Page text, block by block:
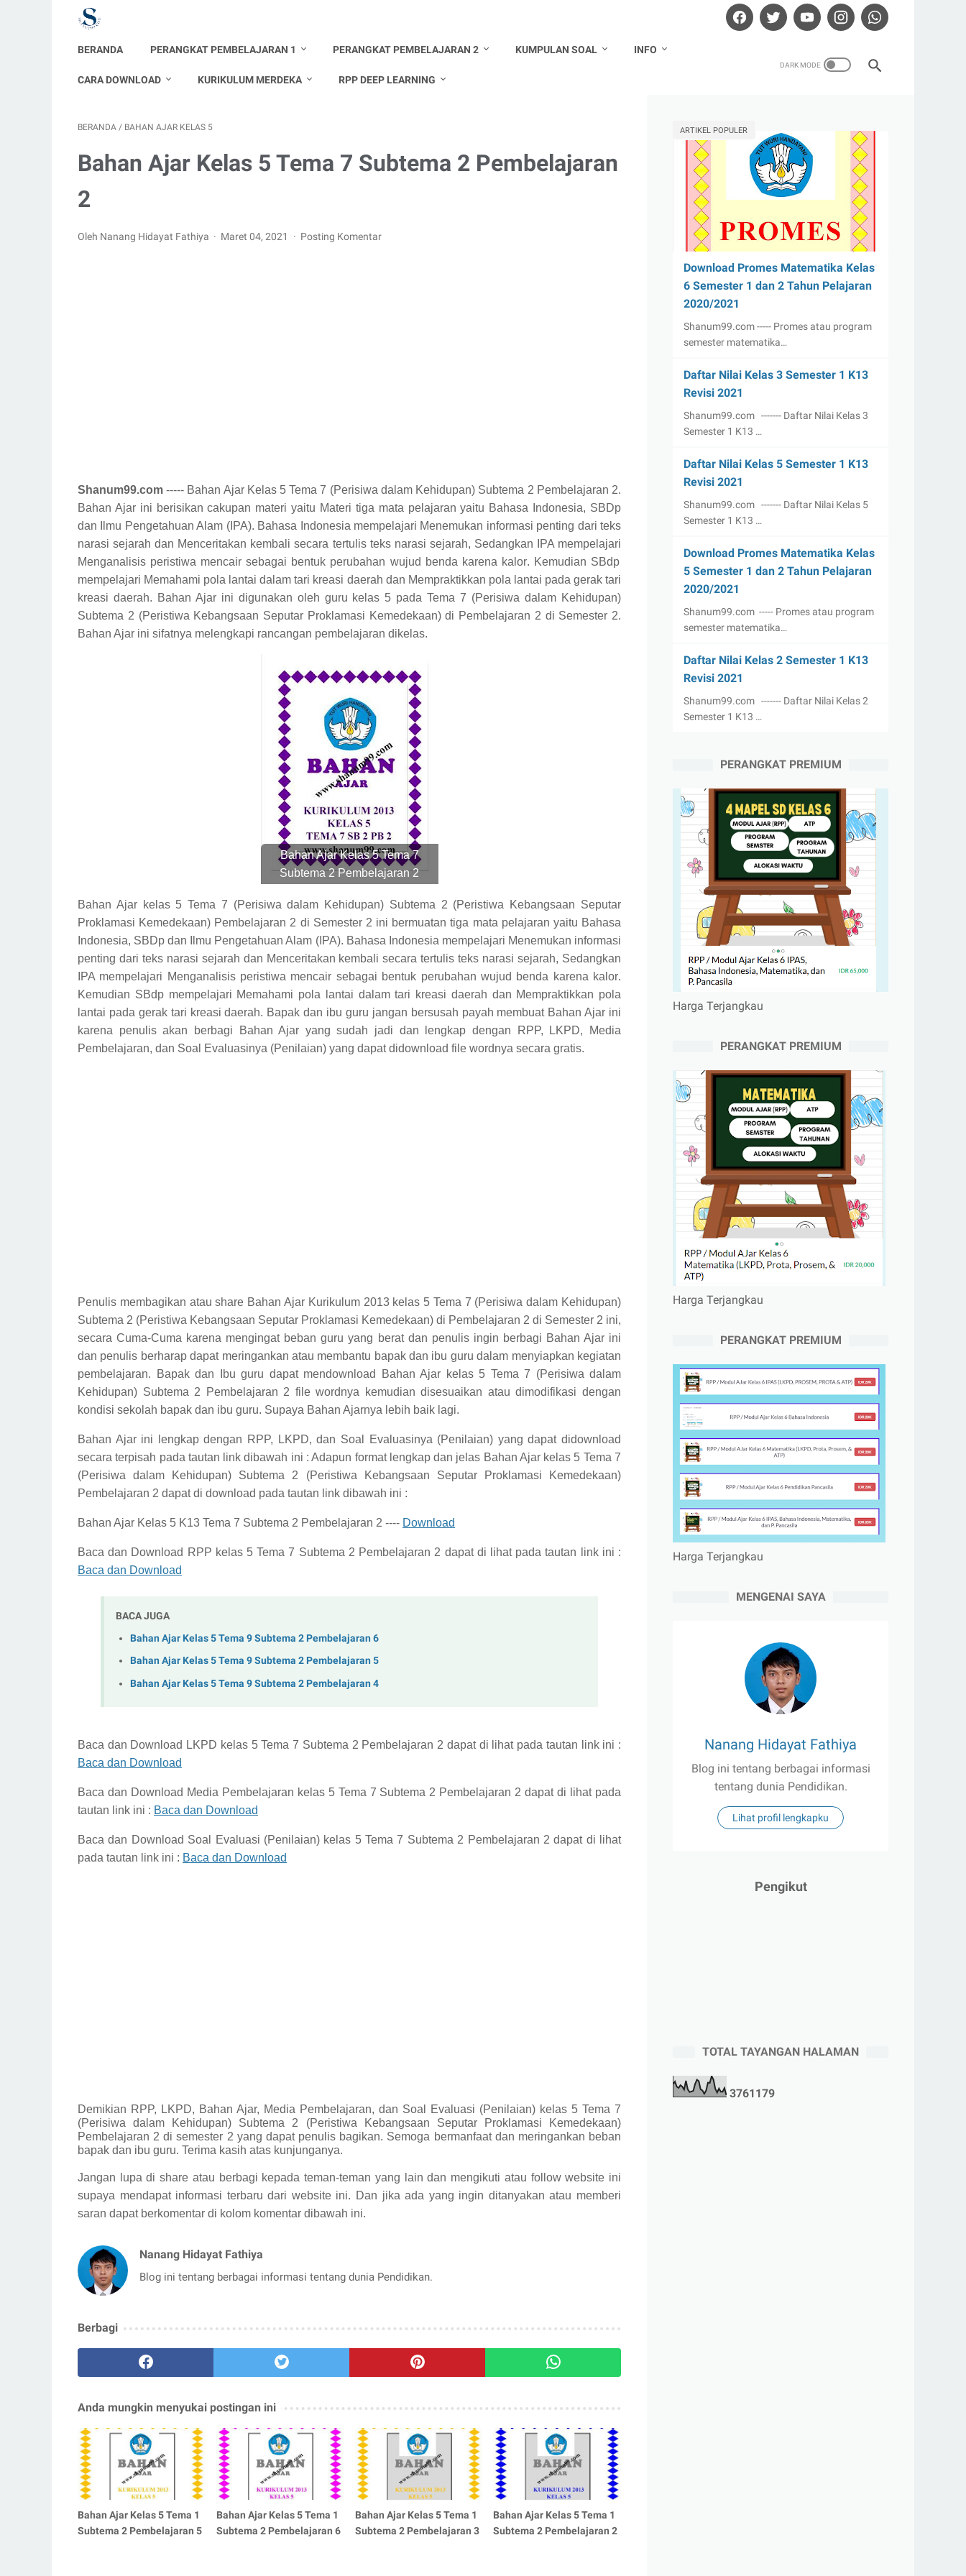
BERANDA PERANGKAT PEMBELAJARAN 1 PERANGKAT PEMBELAJARAN 2 KUMPULAN SOAL INFO
CARA DOWNLOAD KURIKULUM MERDEKA RPP DEEP LEARNING
BERANDA / BAHAN AJAR KELAS 5
Bahan Ajar Kelas 5 Tema 7 Subtema 2 Pembelajaran
2
Oleh Nanang Hidayat Fathiya Maret 04, 2021 Posting Komentar
Shanum99.com ----- Bahan Ajar Kelas 5 Tema 7 (Perisiwa dalam Kehidupan) Subtema 2 Pembelajaran 2.
Bahan Ajar ini berisikan cakupan materi yaitu Materi tiga mata pelajaran yaitu Bahasa Indonesia, SBDp
dan Ilmu Pengetahuan Alam (IPA). Bahasa Indonesia mempelajari Menemukan informasi penting dari teks
narasi sejarah dan Menceritakan kembali secara tertulis teks narasi sejarah, Sedangkan IPA mempelajari
Menganalisis peristiwa mencair sebagai bentuk perubahan wujud benda karena kalor. Kemudian SBdp
mempelajari Memahami pola lantai dalam tari kreasi daerah dan Mempraktikkan pola lantai pada gerak tari
kreasi daerah. Bahan Ajar ini digunakan oleh guru kelas 5 pada Tema 7 (Perisiwa dalam Kehidupan)
Subtema 2 (Peristiwa Kebangsaan Seputar Proklamasi Kemedekaan) di Pembelajaran 2 di Semester 2.
Bahan Ajar ini sifatnya melengkapi rancangan pembelajaran dikelas.
Bahan Ajar Kelas 5 Tema 7
Subtema 2 Pembelajaran 2
Bahan Ajar kelas 5 Tema 7 (Perisiwa dalam Kehidupan) Subtema 2 (Peristiwa Kebangsaan Seputar
Proklamasi Kemedekaan) Pembelajaran 2 di Semester 2 ini bermuatan tiga mata pelajaran yaitu Bahasa
Indonesia, SBDp dan Ilmu Pengetahuan Alam (IPA). Bahasa Indonesia mempelajari Menemukan informasi
penting dari teks narasi sejarah dan Menceritakan kembali secara tertulis teks narasi sejarah, Sedangkan
IPA mempelajari Menganalisis peristiwa mencair sebagai bentuk perubahan wujud benda karena kalor.
Kemudian SBdp mempelajari Memahami pola lantai dalam tari kreasi daerah dan Mempraktikkan pola
lantai pada gerak tari kreasi daerah. Bapak dan ibu guru jangan bersusah payah membuat Bahan Ajar ini
karena penulis akan berbagi Bahan Ajar yang sudah jadi dan lengkap dengan RPP, LKPD, Media
Pembelajaran, dan Soal Evaluasinya (Penilaian) yang dapat didownload file wordnya secara gratis.
Penulis membagikan atau share Bahan Ajar Kurikulum 2013 kelas 5 Tema 7 (Perisiwa dalam Kehidupan)
Subtema 2 (Peristiwa Kebangsaan Seputar Proklamasi Kemedekaan) di Pembelajaran 2 di Semester 2 ini,
secara Cuma-Cuma karena mengingat beban guru yang berat dan penulis ingin berbagi Bahan Ajar ini
dan penulis berharap dapat meringankan atau membantu bapak dan ibu guru dalam menyiapkan kegiatan
pembelajaran. Bapak dan Ibu guru dapat mendownload Bahan Ajar kelas 5 Tema 7 (Perisiwa dalam
Kehidupan) Subtema 2 Pembelajaran 2 file wordnya kemudian disesuaikan atau dimodifikasi dengan
kondisi sekolah bapak dan ibu guru. Supaya Bahan Ajarnya lebih baik lagi.
Bahan Ajar ini lengkap dengan RPP, LKPD, dan Soal Evaluasinya (Penilaian) yang dapat didownload
secara terpisah pada tautan link dibawah ini :Adapun format lengkap dan jelas Bahan Ajar kelas 5 Tema 7
(Perisiwa dalam Kehidupan) Subtema 2 (Peristiwa Kebangsaan Seputar Proklamasi Kemedekaan)
Pembelajaran 2 dapat di download pada tautan link dibawah ini :
Bahan Ajar Kelas 5 K13 Tema 7 Subtema 2 Pembelajaran 2 ---- Download
Baca dan Download RPP kelas 5 Tema 7 Subtema 2 Pembelajaran 2 dapat di lihat pada tautan link ini :
Baca dan Download
BACA JUGA
Bahan Ajar Kelas 5 Tema 9 Subtema 2 Pembelajaran 6
Bahan Ajar Kelas 5 Tema 9 Subtema 2 Pembelajaran 5
Bahan Ajar Kelas 5 Tema 9 Subtema 2 Pembelajaran 4
Baca dan Download LKPD kelas 5 Tema 7 Subtema 2 Pembelajaran 2 dapat di lihat pada tautan link ini :
Baca dan Download
Baca dan Download Media Pembelajaran kelas 5 Tema 7 Subtema 2 Pembelajaran 2dapat di lihat pada
tautan link ini : Baca dan Download
Baca dan Download Soal Evaluasi (Penilaian) kelas 5 Tema 7 Subtema 2 Pembelajaran 2dapat di lihat
pada tautan link ini : Baca dan Download
Demikian RPP, LKPD, Bahan Ajar, Media Pembelajaran, dan Soal Evaluasi (Penilaian) kelas 5 Tema 7
(Perisiwa dalam Kehidupan) Subtema 2 (Peristiwa Kebangsaan Seputar Proklamasi Kemedekaan)
Pembelajaran 2 di semester 2 yang dapat penulis bagikan. Semoga bermanfaat dan meringankan beban
bapak dan ibu guru. Terima kasih atas kunjunganya.
Jangan lupa di share atau berbagi kepada teman-teman yang lain dan mengikuti atau follow website ini
supaya mendapat informasi terbaru dari website ini. Dan jika ada yang ingin ditanyakan atau memberi
saran dapat berkomentar di kolom komentar dibawah ini.
Nanang Hidayat Fathiya
Blog ini tentang berbagai informasi tentang dunia Pendidikan.
Berbagi
Anda mungkin menyukai postingan ini
Bahan Ajar Kelas 5 Tema 1
Subtema 2 Pembelajaran 5
Bahan Ajar Kelas 5 Tema 1
Subtema 2 Pembelajaran 6
Bahan Ajar Kelas 5 Tema 1
Subtema 2 Pembelajaran 3
Bahan Ajar Kelas 5 Tema 1
Subtema 2 Pembelajaran 2
ARTIKEL POPULER
Download Promes Matematika Kelas
6 Semester 1 dan 2 Tahun Pelajaran
2020/2021
Shanum99.com ----- Promes atau program
semester matematika…
Daftar Nilai Kelas 3 Semester 1 K13
Revisi 2021
Shanum99.com ------- Daftar Nilai Kelas 3
Semester 1 K13 …
Daftar Nilai Kelas 5 Semester 1 K13
Revisi 2021
Shanum99.com ------- Daftar Nilai Kelas 5
Semester 1 K13 …
Download Promes Matematika Kelas
5 Semester 1 dan 2 Tahun Pelajaran
2020/2021
Shanum99.com ----- Promes atau program
semester matematika…
Daftar Nilai Kelas 2 Semester 1 K13
Revisi 2021
Shanum99.com ------- Daftar Nilai Kelas 2
Semester 1 K13 …
PERANGKAT PREMIUM
Harga Terjangkau
PERANGKAT PREMIUM
Harga Terjangkau
PERANGKAT PREMIUM
Harga Terjangkau
MENGENAI SAYA
Nanang Hidayat Fathiya
Blog ini tentang berbagai informasi
tentang dunia Pendidikan.
Lihat profil lengkapku
Pengikut
TOTAL TAYANGAN HALAMAN
3761179